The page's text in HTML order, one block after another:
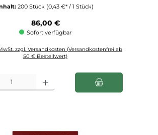
200 Stück (0,43 €* / 1 Stück)
Regulärer Preis:
86,00 €
Sofort verfügbar
zzgl. Versandkosten (Versandkostenfrei ab
50 € Bestellwert)